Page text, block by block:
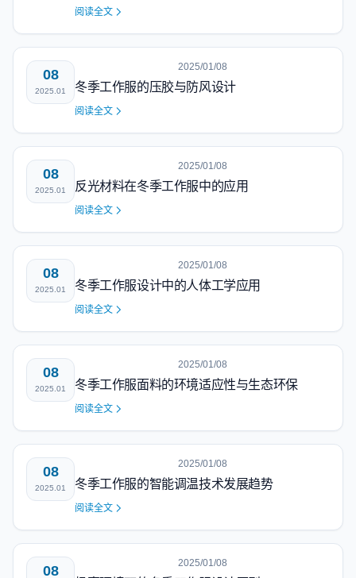
阅读全文
08
2025.01
2025/01/08
冬季工作服的压胶与防风设计
阅读全文
08
2025.01
2025/01/08
反光材料在冬季工作服中的应用
阅读全文
08
2025.01
2025/01/08
冬季工作服设计中的人体工学应用
阅读全文
08
2025.01
2025/01/08
冬季工作服面料的环境适应性与生态环保
阅读全文
08
2025.01
2025/01/08
冬季工作服的智能调温技术发展趋势
阅读全文
08 2025/01/08